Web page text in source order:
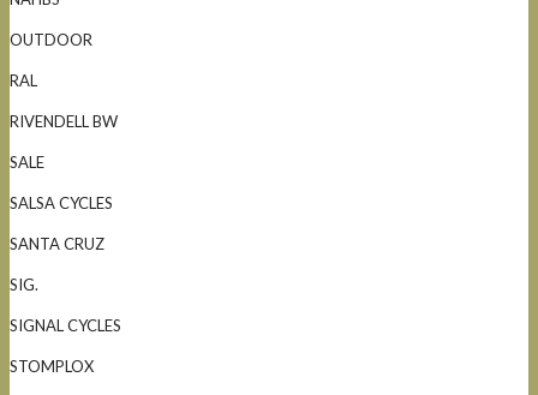
OUTDOOR
RAL
RIVENDELL BW
SALE
SALSA CYCLES
SANTA CRUZ
SIG.
SIGNAL CYCLES
STOMPLOX